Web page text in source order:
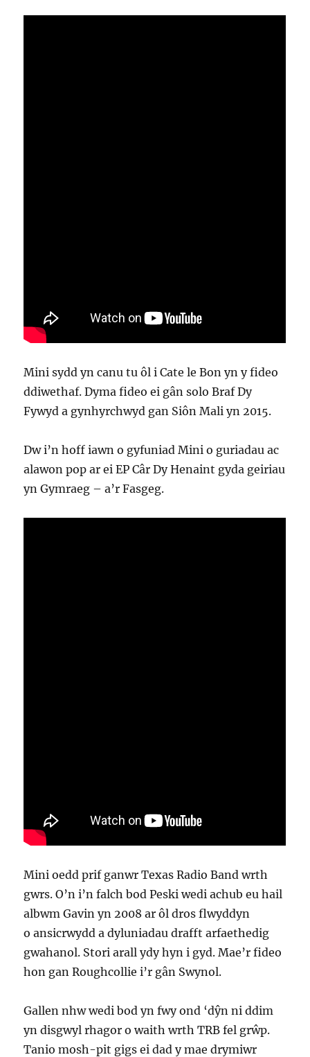
Mini sydd yn canu tu ôl i Cate le Bon yn y fideo
ddiwethaf. Dyma fideo ei gân solo Braf Dy
Fywyd a gynhyrchwyd gan Siôn Mali yn 2015.
Dw i’n hoff iawn o gyfuniad Mini o guriadau ac
alawon pop ar ei EP Câr Dy Henaint gyda geiriau
yn Gymraeg – a’r Fasgeg.
Mini oedd prif ganwr Texas Radio Band wrth
gwrs. O’n i’n falch bod Peski wedi achub eu hail
albwm Gavin yn 2008 ar ôl dros flwyddyn
o ansicrwydd a dyluniadau drafft arfaethedig
gwahanol. Stori arall ydy hyn i gyd. Mae’r fideo
hon gan Roughcollie i’r gân Swynol.
Gallen nhw wedi bod yn fwy ond ‘dŷn ni ddim
yn disgwyl rhagor o waith wrth TRB fel grŵp.
Tanio mosh-pit gigs ei dad y mae drymiwr